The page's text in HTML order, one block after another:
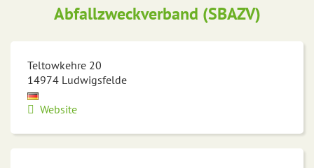
Abfallzweckverband (SBAZV)
Teltowkehre 20
14974 Ludwigsfelde
Website